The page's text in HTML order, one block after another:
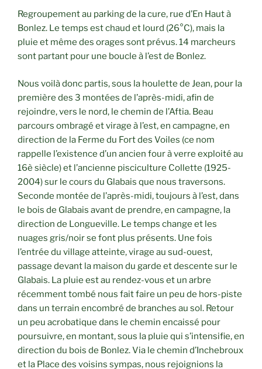
Regroupement au parking de la cure, rue d’En Haut à
Bonlez. Le temps est chaud et lourd (26°C), mais la
pluie et même des orages sont prévus. 14 marcheurs
sont partant pour une boucle à l’est de Bonlez.
Nous voilà donc partis, sous la houlette de Jean, pour la
première des 3 montées de l’après-midi, afin de
rejoindre, vers le nord, le chemin de l’Aftia. Beau
parcours ombragé et virage à l’est, en campagne, en
direction de la Ferme du Fort des Voiles (ce nom
rappelle l’existence d’un ancien four à verre exploité au
16è siècle) et l’ancienne pisciculture Collette (1925-
2004) sur le cours du Glabais que nous traversons.
Seconde montée de l’après-midi, toujours à l’est, dans
le bois de Glabais avant de prendre, en campagne, la
direction de Longueville. Le temps change et les
nuages gris/noir se font plus présents. Une fois
l’entrée du village atteinte, virage au sud-ouest,
passage devant la maison du garde et descente sur le
Glabais. La pluie est au rendez-vous et un arbre
récemment tombé nous fait faire un peu de hors-piste
dans un terrain encombré de branches au sol. Retour
un peu acrobatique dans le chemin encaissé pour
poursuivre, en montant, sous la pluie qui s’intensifie, en
direction du bois de Bonlez. Via le chemin d’Inchebroux
et la Place des voisins sympas, nous rejoignions la